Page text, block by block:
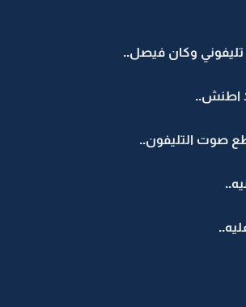
تليفوني وكان فيصل..
اطنش..
صوت التليفون..